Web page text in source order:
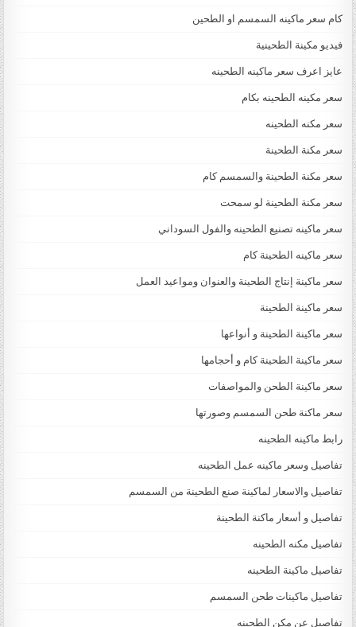
كام سعر ماكينه السمسم او الطحين
فيديو مكينة الطحينية
عايز اعرف سعر ماكينه الطحينه
سعر مكينه الطحينه بكام
سعر مكنه الطحينه
سعر مكنة الطحينة
سعر مكنة الطحينة والسمسم كام
سعر مكنة الطحينة لو سمحت
سعر ماكينه تصنيع الطحينه والفول السوداني
سعر ماكينه الطحينة كام
سعر ماكينة إنتاج الطحينة والعنوان ومواعيد العمل
سعر ماكينة الطحينة
سعر ماكينة الطحينة و أنواعها
سعر ماكينة الطحينة كام و أحجامها
سعر ماكينة الطحن والمواصفات
سعر ماكنة طحن السمسم وصورتها
رابط ماكينه الطحينه
تفاصيل وسعر ماكينه عمل الطحينه
تفاصيل والاسعار لماكينة صنع الطحينة من السمسم
تفاصيل و أسعار ماكنة الطحينة
تفاصيل مكنه الطحينه
تفاصيل ماكينة الطحينه
تفاصيل ماكينات طحن السمسم
تفاصيل عن مكن الطحينه